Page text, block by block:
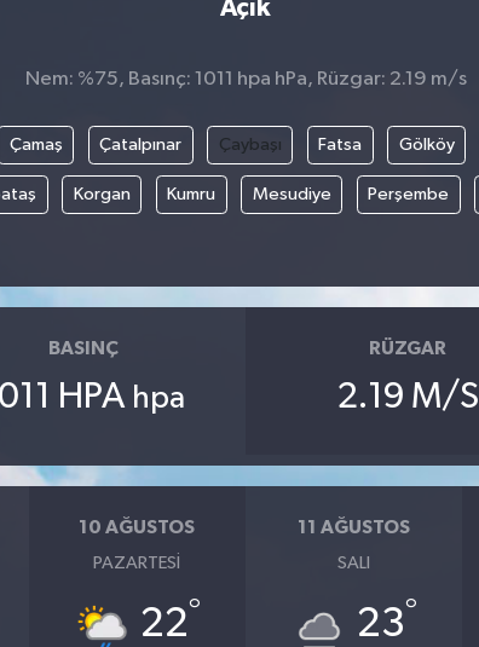
Açık
Nem: %75, Basınç: 1011 hpa hPa, Rüzgar: 2.19 m/s
Çamaş Çatalpınar Çaybaşı Fatsa Gölköy
Korgan Kumru Mesudiye Perşembe
BASINÇ
HPA hpa
RÜZGAR
2.19 M/S
10 AĞUSTOS
PAZARTESI
22°
11 AĞUSTOS
SALI
23°